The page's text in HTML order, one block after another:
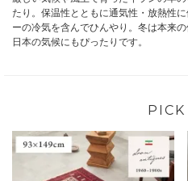
たり。保温性とともに通気性・放熱性
ーの冷気を含んでひんやり。冬は本来
日本の気候にもぴったりです。